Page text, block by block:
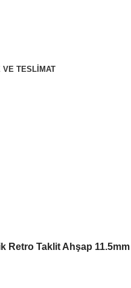
VE TESLIMAT
Retro Taklit Ahşap